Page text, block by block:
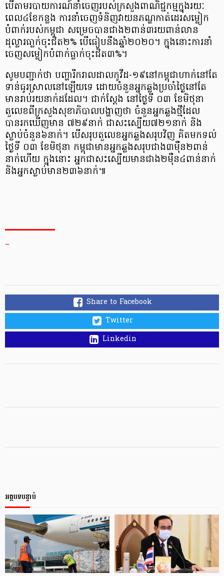
បើតាមរបាយការណ៍នាំចេញរបស់ក្រសួងពាណិជ្ជកម្មក្នុងរយៈ
ពេល៤ខែកន្លង ការនាំចេញទំនិញវាយនភណ្ឌកាត់ដេរសម្លៀក
បំពាក់របស់កម្ពុជា សម្រេចបានជាង២ពាន់៣រយពាន់លាន
ដុល្លារធា្លក់ចុះជិត២% បើធៀបនឹងឆ្នាំ២០២០។ ក្នុងនោះការនាំ
ចេញសម្លៀកបំពាក់ធ្លាក់ចុះជិត៣%។
សូមបញ្ជាក់ថា បញ្ហារីករាលដាលកូវីដ-១៩នៅកម្ពុជាហាក់នៅតែ
ទាន់ធូរស្រាលនៅឡើយទេ ដោយចំនួនអ្នកឆ្លងប្រចាំថ្ងៃនៅតែ
មានរាប់រយនាក់ដដែល។ ជាក់ស្ដែង នៅថ្ងៃទី ០៣ ខែមិថុនា
តួលេខពីក្រសួងសុខាភិបាលបង្ហាញថា ចំនួនអ្នកឆ្លងថ្មីដែល
បានរកឃើញមាន ៧២៩នាក់ ជាសះស្បើយ៧២១នាក់ និង
ស្លាប់ចំនួន៦នាក់។ បើសរុបតួលេខអ្នកឆ្លងសរុបវិញ គិតមកទល់
ថ្ងៃទី ០៣ ខែមិថុនា កម្ពុជាមានអ្នកឆ្លងសរុបជាង៣ម៉ឺន២ពាន់
នាក់ហើយ ក្នុងនោះ អ្នកជាសះស្បើយមានជាង២ម៉ឺន៤ពាន់នាក់
និងអ្នកស្លាប់មាន២៣៦នាក់៕
_
Share to Facebook
Twitter
Linkedin
អត្ថបទបន្ទាប់